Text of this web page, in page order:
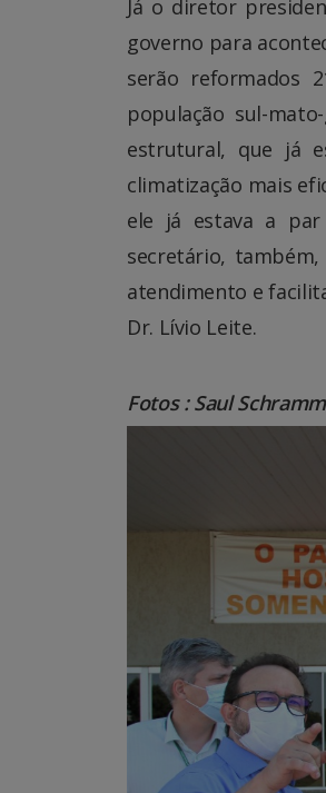
Já o diretor
governo para
serão reformados
população sul-
estrutural, que já
climatização mais
ele já estava a
secretário,
atendimento e
Dr. Lívio Leite.
Fotos : Saul Schramm